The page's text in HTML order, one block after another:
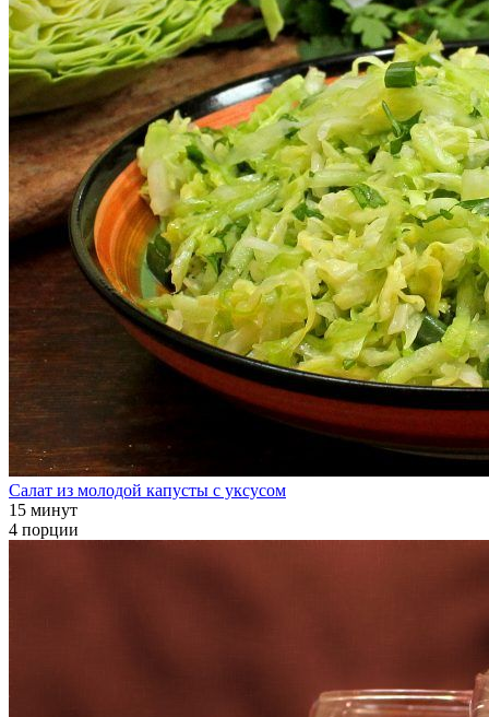
Салат из молодой капусты с уксусом
15 минут
4 порции